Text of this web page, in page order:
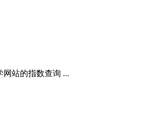
站的指数查询 ...